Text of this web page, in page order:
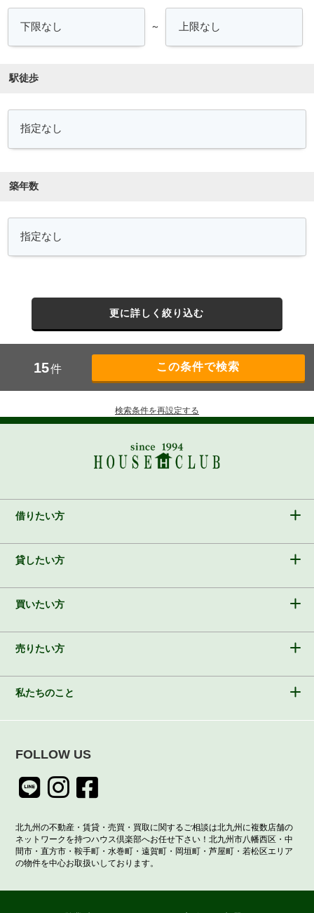
～
駅徒歩
築年数
更に詳しく絞り込む
15件
検索条件を再設定する
借りたい方
貸したい方
買いたい方
売りたい方
私たちのこと
FOLLOW US
北九州の不動産・賃貸・売買・買取に関するご相談は北九州に複数店舗の
ネットワークを持つハウス倶楽部へお任せ下さい！北九州市八幡西区・中
間市・直方市・鞍手町・水巻町・遠賀町・岡垣町・芦屋町・若松区エリア
の物件を中心お取扱いしております。